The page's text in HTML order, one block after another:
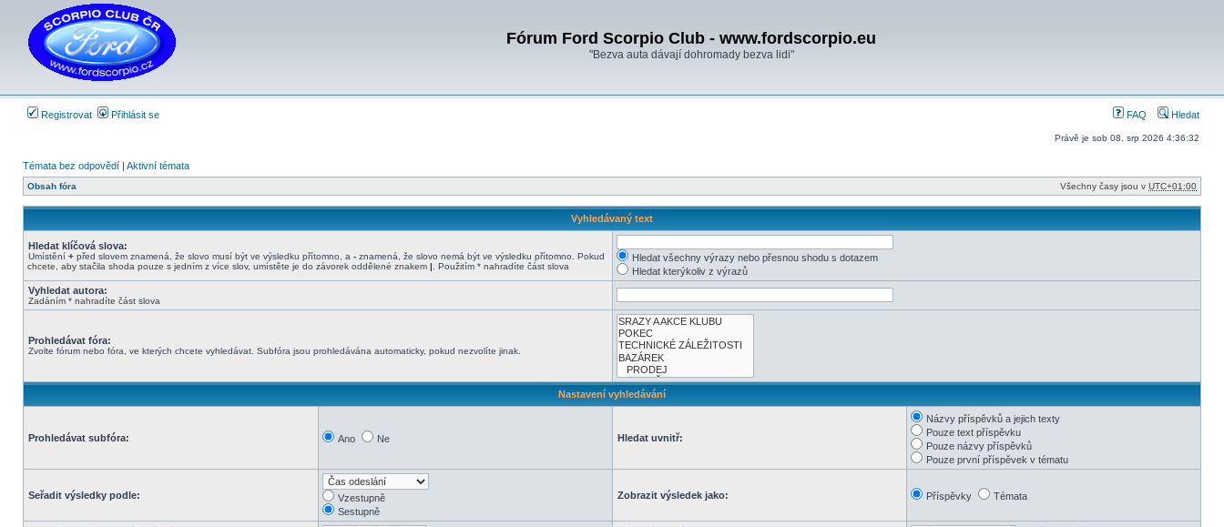
Fórum Ford Scorpio Club - www.fordscorpio.eu
"Bezva auta dávají dohromady bezva lidi"
Registrovat Přihlásit se FAQ Hledat
Právě je sob 08. srp 2026 4:36:32
Témata bez odpovědí | Aktivní témata
Obsah fóra Všechny časy jsou v UTC+01:00
Vyhledávaný text
Hledat klíčová slova:
Umístění + před slovem znamená, že slovo musí být ve výsledku přítomno, a - znamená, že slovo nemá být ve výsledku přítomno. Pokud
chcete, aby stačila shoda pouze s jedním z více slov, umístěte je do závorek oddělené znakem | . Použitím * nahradíte část slova
Hledat všechny výrazy nebo přesnou shodu s dotazem
Hledat kterýkoliv z výrazů
Vyhledat autora:
Zadáním * nahradíte část slova
Prohledávat fóra:
Zvolte fórum nebo fóra, ve kterých chcete vyhledávat. Subfóra jsou prohledávána automaticky, pokud nezvolíte jinak.
Nastavení vyhledávání
Prohledávat subfóra: Ano Ne Hledat uvnitř:
Názvy příspěvků a jejich texty
Pouze text příspěvku
Pouze názvy příspěvků
Pouze první příspěvek v tématu
Seřadit výsledky podle:
Vzestupně
Sestupně
Zobrazit výsledek jako: Příspěvky Témata